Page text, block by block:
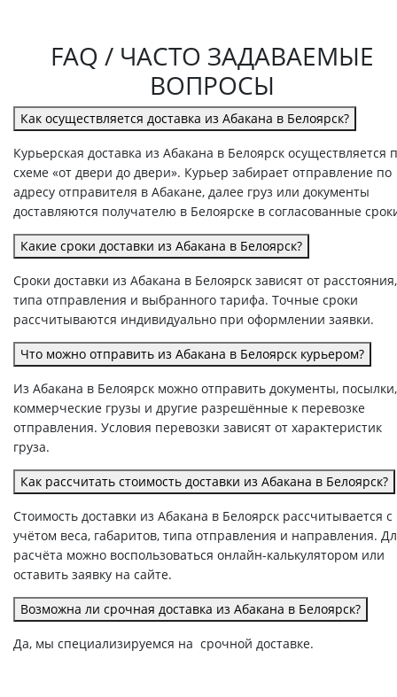
FAQ / ЧАСТО ЗАДАВАЕМЫЕ
ВОПРОСЫ
Как осуществляется доставка из Абакана в Белоярск?
Курьерская доставка из Абакана в Белоярск осуществляется
схеме «от двери до двери». Курьер забирает отправление по
адресу отправителя в Абакане, далее груз или документы
доставляются получателю в Белоярске в согласованные
Какие сроки доставки из Абакана в Белоярск?
Сроки доставки из Абакана в Белоярск зависят от расстояния,
типа отправления и выбранного тарифа. Точные сроки
рассчитываются индивидуально при оформлении заявки.
Что можно отправить из Абакана в Белоярск курьером?
Из Абакана в Белоярск можно отправить документы, посылки,
коммерческие грузы и другие разрешённые к перевозке
отправления. Условия перевозки зависят от характеристик
груза.
Как рассчитать стоимость доставки из Абакана в Белоярск?
Стоимость доставки из Абакана в Белоярск рассчитывается с
учётом веса, габаритов, типа отправления и направления.
расчёта можно воспользоваться онлайн-калькулятором или
оставить заявку на сайте.
Возможна ли срочная доставка из Абакана в Белоярск?
Да, мы специализируемся на срочной доставке.